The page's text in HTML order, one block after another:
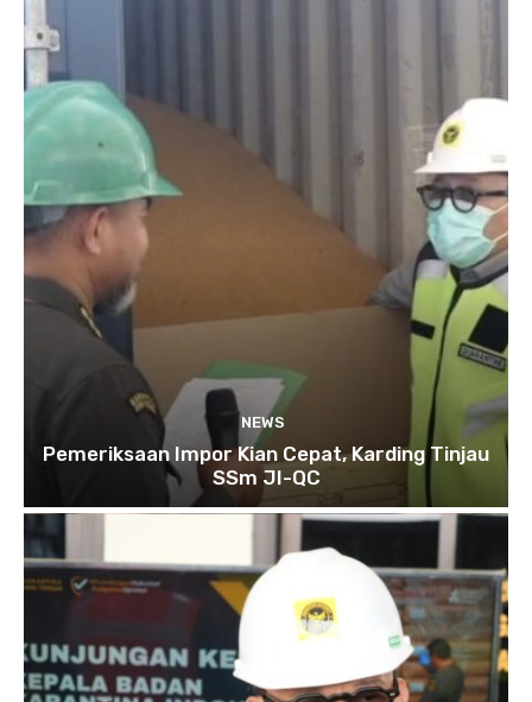
NEWS
Pemeriksaan Impor Kian Cepat, Karding Tinjau
SSm JI-QC